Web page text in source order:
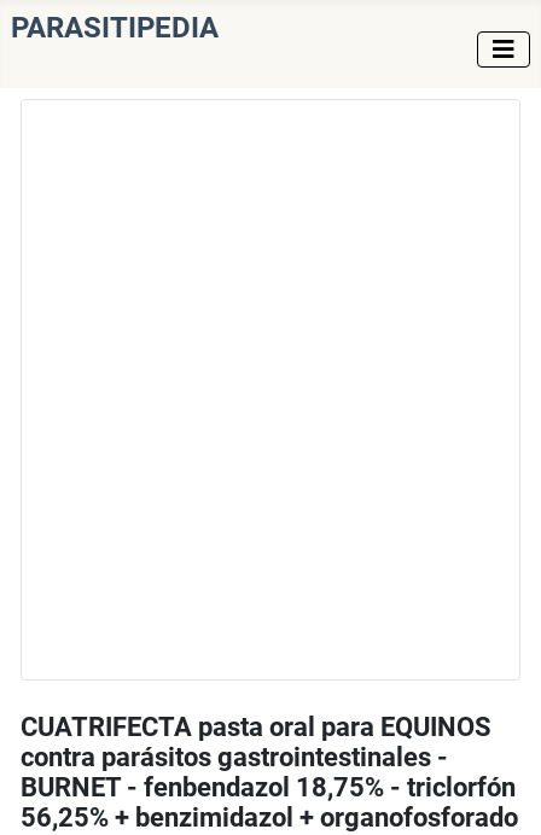
PARASITIPEDIA
CUATRIFECTA pasta oral para EQUINOS
contra parásitos gastrointestinales -
BURNET - fenbendazol 18,75% - triclorfón
56,25% + benzimidazol + organofosforado